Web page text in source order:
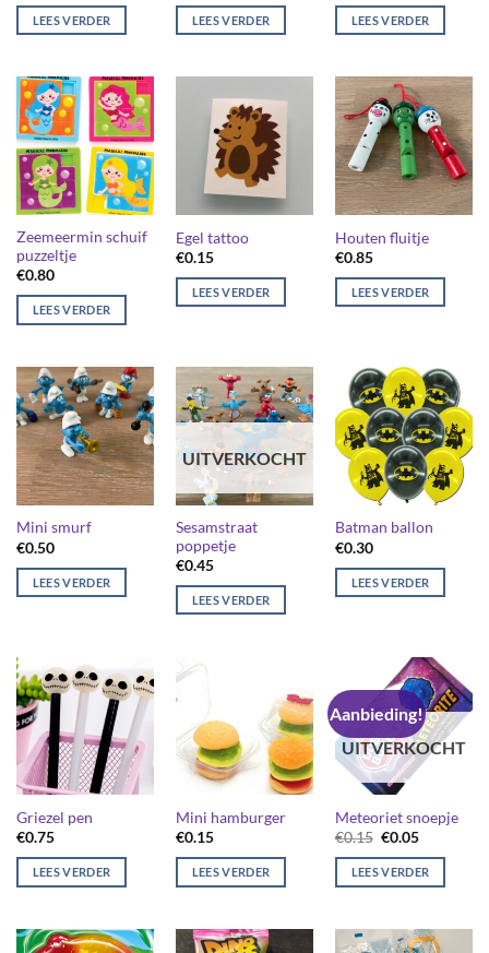
LEES VERDER LEES VERDER LEES VERDER
Zeemeermin schuif
puzzeltje
€0.80
LEES VERDER
Egel tattoo
€0.15
LEES VERDER
Houten fluitje
€0.85
LEES VERDER
Mini smurf
€0.50
LEES VERDER
UITVERKOCHT
Sesamstraat
poppetje
€0.45
LEES VERDER
Batman ballon
€0.30
LEES VERDER
Griezel pen
€0.75
LEES VERDER
Mini hamburger
€0.15
LEES VERDER
Aanbieding!
UITVERKOCHT
Meteoriet snoepje
€0.15 Oorspronkelijke
was:
€0.15.
€0.05Huidige
is:
€0.05.
LEES VERDER